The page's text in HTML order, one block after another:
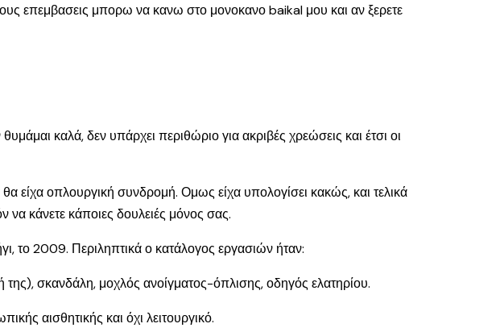
επεμβασεις μπορω να κανω στο μονοκανο baikal μου και αν ξερετε
καλά, δεν υπάρχει περιθώριο για ακριβές χρεώσεις και έτσι οι
είχα οπλουργική συνδρομή. Ομως είχα υπολογίσει κακώς, και τελικά
να κάνετε κάποιες δουλειές μόνος σας.
το 2009. Περιληπτικά ο κατάλογος εργασιών ήταν:
σκανδάλη, μοχλός ανοίγματος-όπλισης, οδηγός ελατηρίου.
αισθητικής και όχι λειτουργικό.